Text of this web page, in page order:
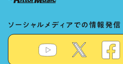
ソーシャルメディアでの情報発信